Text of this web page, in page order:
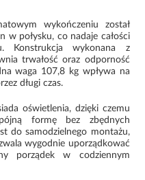
wykończeniu został
w połysku, co nadaje całości
Konstrukcja wykonana z
trwałość oraz odporność
waga 107,8 kg wpływa na
długi czas.
oświetlenia, dzięki czemu
formę bez zbędnych
do samodzielnego montażu,
wygodnie uporządkować
porządek w codziennym